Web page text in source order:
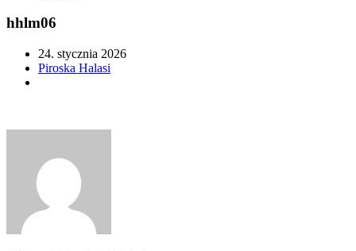
hhlm06
24. stycznia 2026
Piroska Halasi